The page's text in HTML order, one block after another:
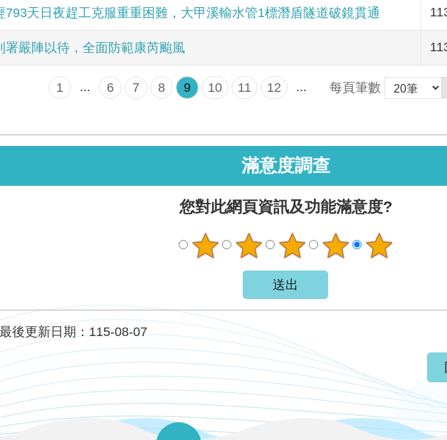
793天日夜趕工克服重重困難，大甲溪輸水管1標潛盾隧道破鏡貫通
署嚴陣以待，全面防範康芮颱風
1 ... 6 7 8 9 10 11 12 ... 每頁筆數
滿意度調查
您對此網頁資訊及功能滿意度?
最後更新日期：115-08-07